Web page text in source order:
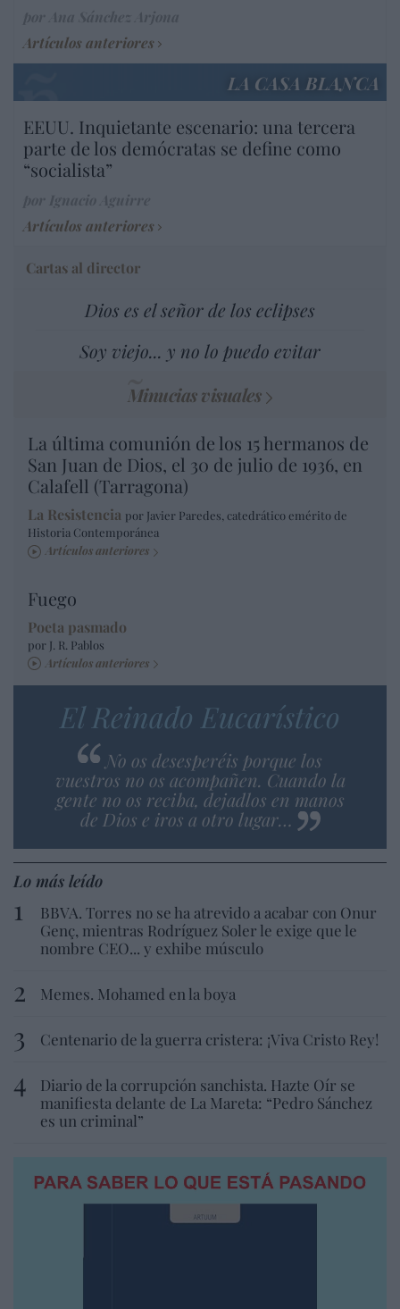
Artículos anteriores
LA CASA BLANCA
EEUU. Inquietante escenario: una tercera
parte de los demócratas se define como
“socialista”
Artículos anteriores
Cartas al director
Dios es el señor de los eclipses
Soy viejo... y no lo puedo evitar
Minucias visuales
La última comunión de los 15 hermanos de
San Juan de Dios, el 30 de julio de 1936, en
Calafell (Tarragona)
La Resistencia por Javier Paredes, catedrático emérito de
Historia Contemporánea
Artículos anteriores
Fuego
Poeta pasmado
por J. R. Pablos
Artículos anteriores
El Reinado Eucarístico
No os desesperéis porque los
vuestros no os acompañen. Cuando la
gente no os reciba, dejadlos en manos
de Dios e iros a otro lugar…
Lo más leído
BBVA. Torres no se ha atrevido a acabar con Onur
Genç, mientras Rodríguez Soler le exige que le
nombre CEO... y exhibe músculo
Memes. Mohamed en la boya
Centenario de la guerra cristera: ¡Viva Cristo Rey!
Diario de la corrupción sanchista. Hazte Oír se
manifiesta delante de La Mareta: “Pedro Sánchez
es un criminal”